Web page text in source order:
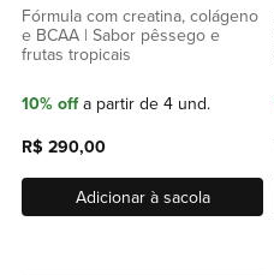
Fórmula com creatina, colágeno
e BCAA | Sabor pêssego e
frutas tropicais
10% offa partir de 4 und.
R$ 290,00
Adicionar à sacola